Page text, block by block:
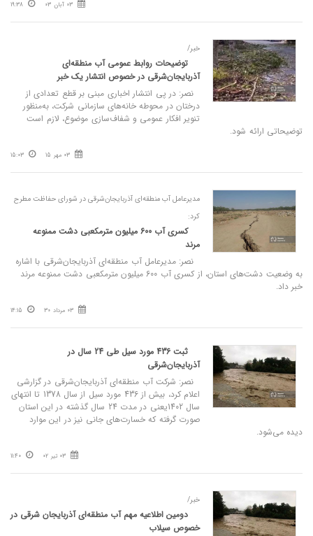
03 آبان 03 19:38
خبر/
توضیحات روابط عمومی آب منطقه‌ای
آذربایجان‌شرقی در خصوص انتشار یک خبر
نصر: در پی انتشار اخباری مبنی بر قطع تعدادی از
درختان در محوطه خانه‌های سازمانی شرکت، به‌منظور
تنویر افکار عمومی و شفاف‌سازی موضوع، لازم است
توضیحاتی ارائه شود.
03 مهر 15 15:03
مدیرعامل آب منطقه‌ای آذربایجان‌شرقی در شورای حفاظت مطرح
کرد:
کسری آب 600 میلیون مترمکعبی دشت ممنوعه
مرند
نصر: مدیرعامل آب منطقه‌ای آذربایجان‌شرقی با اشاره
به وضعیت دشت‌های استان، از کسری آب 600 میلیون مترمکعبی دشت ممنوعه مرند
خبر داد.
03 مرداد 30 14:15
ثبت 436 مورد سیل طی 24 سال در
آذربایجان‌شرقی
نصر: شرکت آب منطقه‌ای آذربایجان‌شرقی در گزارشی
اعلام کرد، بیش از 436 مورد سیل از سال 1378 تا انتهای
سال 1402یعنی در مدت 24 سال گذشته در این استان
صورت گرفته که خسارت‌های جانی نیز در این موارد
دیده می‌شود.
03 تیر 02 11:40
خبر/
دومین اطلاعیه مهم آب منطقه‌ای آذربایجان شرقی در
خصوص سیلاب